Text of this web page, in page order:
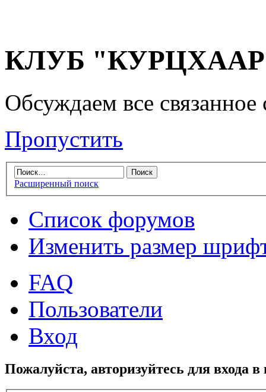
КЛУБ "КУРЦХААР"
Обсуждаем все
Пропустить
Расширенный поиск
Список форумов
Изменить размер
FAQ
Пользователи
Вход
Пожалуйста, авторизуйтесь для входа